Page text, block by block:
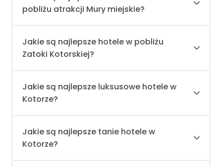
pobliżu atrakcji Mury miejskie?
Jakie są najlepsze hotele w pobliżu
Zatoki Kotorskiej?
Jakie są najlepsze luksusowe hotele w
Kotorze?
Jakie są najlepsze tanie hotele w
Kotorze?